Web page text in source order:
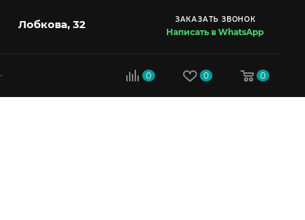
Лобкова, 32 ЗАКАЗАТЬ ЗВОНОК
Написать в WhatsApp
0 0 0